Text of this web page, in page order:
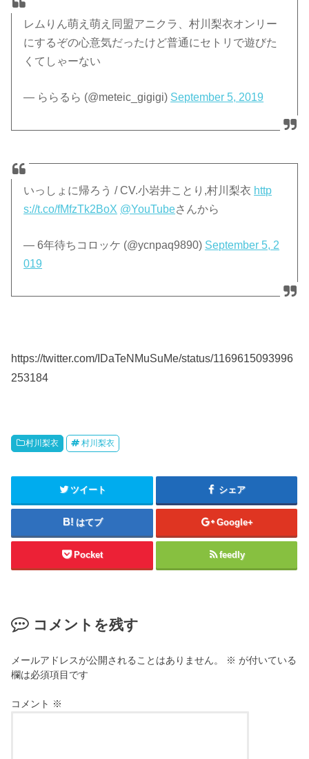
レムりん萌え萌え同盟アニクラ、村川梨衣オンリー
にするぞの心意気だったけど普通にセトリで遊びた
くてしゃーない
— ららるら (@meteic_gigigi) September 5, 2019
いっしょに帰ろう / CV.小岩井ことり,村川梨衣 http
s://t.co/fMfzTk2BoX @YouTubeさんから
— 6年待ちコロッケ (@ycnpaq9890) September 5, 2
019
https://twitter.com/IDaTeNMuSuMe/status/1169615093996
253184
村川梨衣 村川梨衣
ツイート シェア
はてブ Google+
Pocket feedly
コメントを残す
メールアドレスが公開されることはありません。 ※ が付いている
欄は必須項目です
コメント ※